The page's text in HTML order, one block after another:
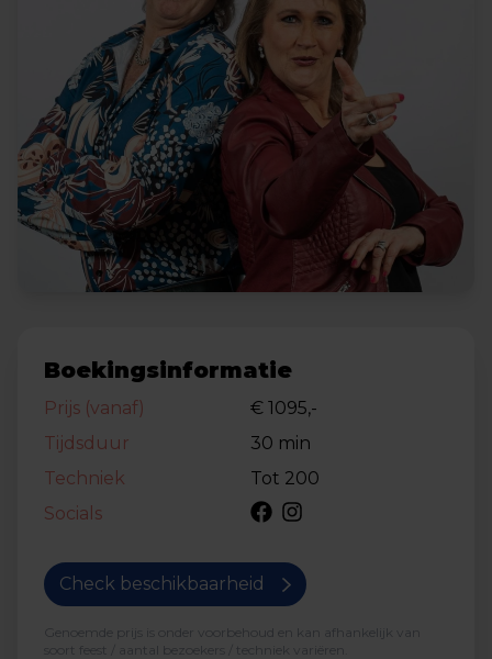
Boekingsinformatie
Prijs (vanaf)
€ 1095,-
Tijdsduur
30 min
Techniek
Tot 200
Socials
Check beschikbaarheid
Genoemde prijs is onder voorbehoud en kan afhankelijk van
soort feest / aantal bezoekers / techniek variëren.